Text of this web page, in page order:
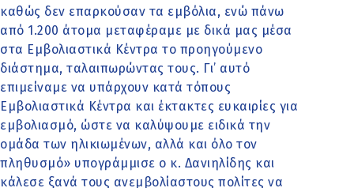
καθώς δεν επαρκούσαν τα εμβόλια, ενώ πάνω
από 1.200 άτομα μεταφέραμε με δικά μας μέσα
στα Εμβολιαστικά Κέντρα το προηγούμενο
διάστημα, ταλαιπωρώντας τους. Γι’ αυτό
επιμείναμε να υπάρχουν κατά τόπους
Εμβολιαστικά Κέντρα και έκτακτες ευκαιρίες για
εμβολιασμό, ώστε να καλύψουμε ειδικά την
ομάδα των ηλικιωμένων, αλλά και όλο τον
πληθυσμό» υπογράμμισε ο κ. Δανιηλίδης και
κάλεσε ξανά τους ανεμβολίαστους πολίτες να